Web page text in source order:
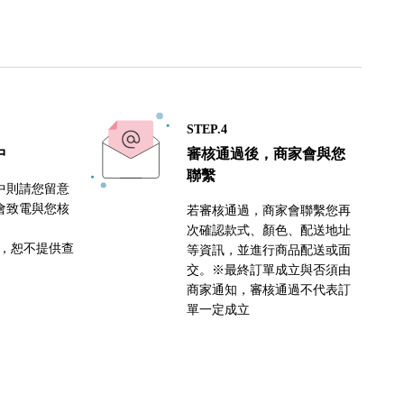
則請您留意
致電與您核
恕不提供查
STEP.4
審核通過後，商家會與您
聯繫
若審核通過，商家會聯繫您再
次確認款式、顏色、配送地址
等資訊，並進行商品配送或面
交。※最終訂單成立與否須由
商家通知，審核通過不代表訂
單一定成立